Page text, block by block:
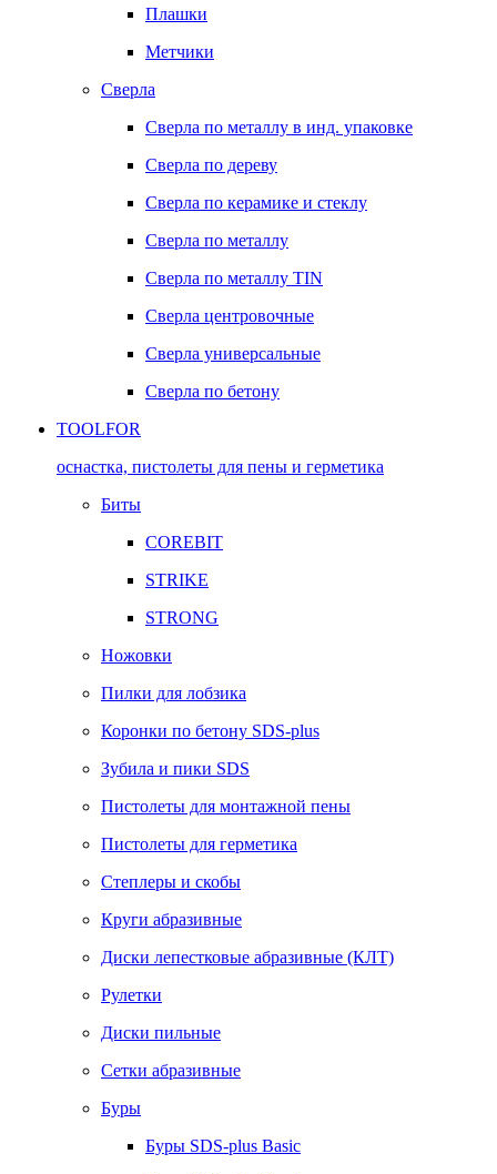
Плашки
Метчики
Сверла
Сверла по металлу в инд. упаковке
Сверла по дереву
Сверла по керамике и стеклу
Сверла по металлу
Сверла по металлу TIN
Сверла центровочные
Сверла универсальные
Сверла по бетону
TOOLFOR
оснастка, пистолеты для пены и герметика
Биты
COREBIT
STRIKE
STRONG
Ножовки
Пилки для лобзика
Коронки по бетону SDS-plus
Зубила и пики SDS
Пистолеты для монтажной пены
Пистолеты для герметика
Степлеры и скобы
Круги абразивные
Диски лепестковые абразивные (КЛТ)
Рулетки
Диски пильные
Сетки абразивные
Буры
Буры SDS-plus Basic